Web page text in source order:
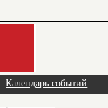
Календарь событий